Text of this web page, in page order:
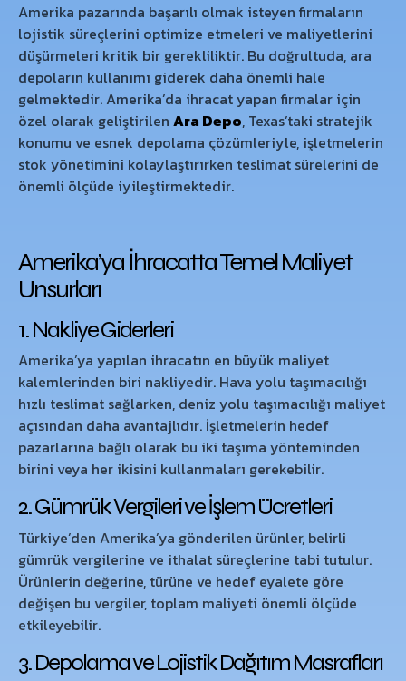
Amerika pazarında başarılı olmak isteyen firmaların
lojistik süreçlerini optimize etmeleri ve maliyetlerini
düşürmeleri kritik bir gerekliliktir. Bu doğrultuda, ara
depoların kullanımı giderek daha önemli hale
gelmektedir. Amerika’da ihracat yapan firmalar için
özel olarak geliştirilen Ara Depo, Texas’taki stratejik
konumu ve esnek depolama çözümleriyle, işletmelerin
stok yönetimini kolaylaştırırken teslimat sürelerini de
önemli ölçüde iyileştirmektedir.
Amerika’ya İhracatta Temel Maliyet
Unsurları
1. Nakliye Giderleri
Amerika’ya yapılan ihracatın en büyük maliyet
kalemlerinden biri nakliyedir. Hava yolu taşımacılığı
hızlı teslimat sağlarken, deniz yolu taşımacılığı maliyet
açısından daha avantajlıdır. İşletmelerin hedef
pazarlarına bağlı olarak bu iki taşıma yönteminden
birini veya her ikisini kullanmaları gerekebilir.
2. Gümrük Vergileri ve İşlem Ücretleri
Türkiye’den Amerika’ya gönderilen ürünler, belirli
gümrük vergilerine ve ithalat süreçlerine tabi tutulur.
Ürünlerin değerine, türüne ve hedef eyalete göre
değişen bu vergiler, toplam maliyeti önemli ölçüde
etkileyebilir.
3. Depolama ve Lojistik Dağıtım Masrafları